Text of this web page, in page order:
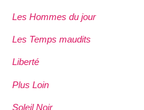
Les Hommes du jour
Les Temps maudits
Liberté
Plus Loin
Soleil Noir